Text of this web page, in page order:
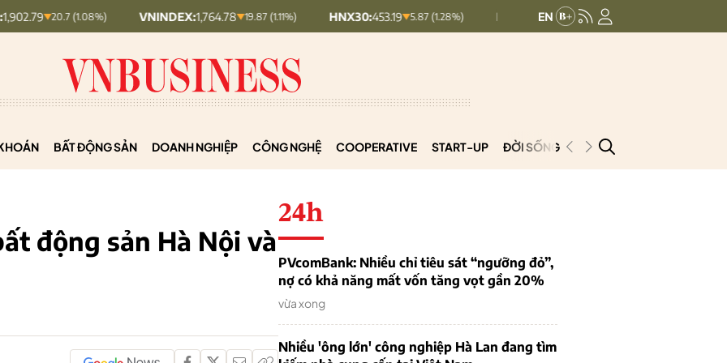
20.7 (1.08%) VNINDEX: 1,764.78 19.87 (1.11%) HNX30: 453.19 5.87 (1.28%) HNXINDEX: 8.56 (2.84%)
BẤT ĐỘNG SẢN DOANH NGHIỆP CÔNG NGHỆ COOPERATIVE START-UP ĐỜI SỐNG PODCAST
động sản Hà Nội và
24h
PVcomBank: Nhiều chỉ tiêu sát “ngưỡng đỏ”,
nợ có khả năng mất vốn tăng vọt gần 20%
vừa xong
Nhiều 'ông lớn' công nghiệp Hà Lan đang tìm